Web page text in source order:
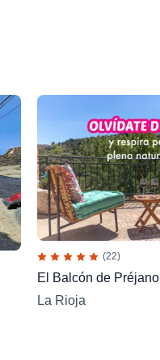
(22)
El Balcón de Préjano
La Rioja